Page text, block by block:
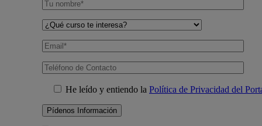
He leído y entiendo la Política de Privacidad del